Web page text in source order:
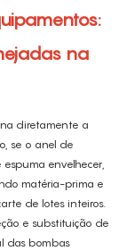
na
diretamente a
se o anel de
envelhecer,
matéria-prima e
de lotes inteiros.
e substituição de
das bombas